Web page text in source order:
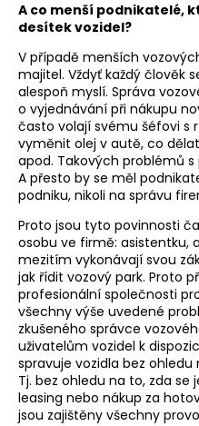
A co menší podnikatelé,
desítek vozidel?
V případě menších
majitel. Vždyť každý člověk
alespoň myslí. Správa
o vyjednávání při nákupu
často volají svému šéfovi s
vyměnit olej v autě, co
apod. Takových problémů
A přesto by se měl
podniku, nikoli na správu
Proto jsou tyto povinnosti
osobu ve firmě: asistentku,
mezitím vykonávají svou
jak řídit vozový park. Proto
profesionální společnosti
všechny výše uvedené
zkušeného správce
uživatelům vozidel k
spravuje vozidla bez
Tj. bez ohledu na to, zda
leasing nebo nákup za
jsou zajištěny všechny